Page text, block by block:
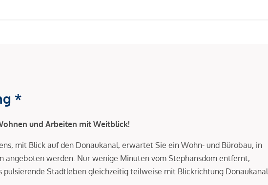
*
und Arbeiten mit Weitblick!
mit Blick auf den Donaukanal, erwartet Sie ein Wohn- und Bürobau, in
angeboten werden. Nur wenige Minuten vom Stephansdom entfernt,
pulsierende Stadtleben gleichzeitig teilweise mit Blickrichtung Donaukanal.